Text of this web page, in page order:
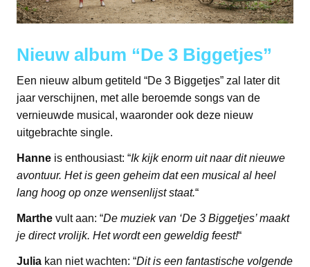
Nieuw album “De 3 Biggetjes”
Een nieuw album getiteld “De 3 Biggetjes” zal later dit
jaar verschijnen, met alle beroemde songs van de
vernieuwde musical, waaronder ook deze nieuw
uitgebrachte single.
Hanne is enthousiast: “Ik kijk enorm uit naar dit nieuwe
avontuur. Het is geen geheim dat een musical al heel
lang hoog op onze wensenlijst staat.“
Marthe vult aan: “De muziek van ‘De 3 Biggetjes’ maakt
je direct vrolijk. Het wordt een geweldig feest!“
Julia kan niet wachten: “Dit is een fantastische volgende